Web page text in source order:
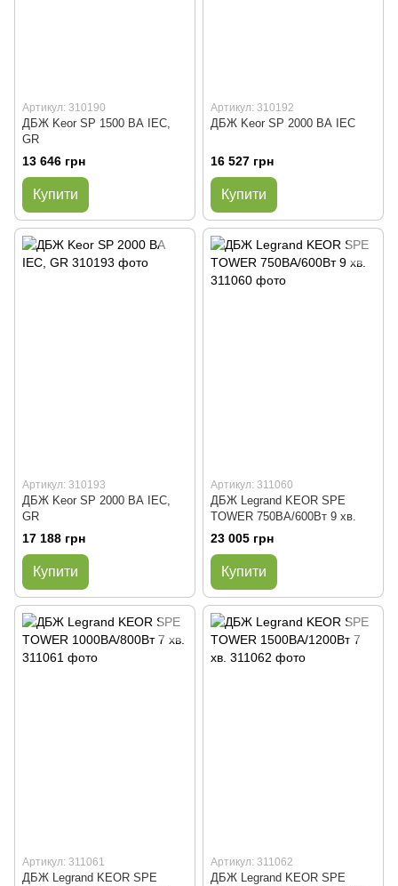
Артикул: 310190
ДБЖ Keor SP 1500 ВА IEC,
GR
13 646 грн
Купити
Артикул: 310192
ДБЖ Keor SP 2000 ВА IEC
16 527 грн
Купити
Артикул: 310193
ДБЖ Keor SP 2000 ВА IEC,
GR
17 188 грн
Купити
Артикул: 311060
ДБЖ Legrand KEOR SPE
TOWER 750BA/600Вт 9 хв.
23 005 грн
Купити
Артикул: 311061
ДБЖ Legrand KEOR SPE
Артикул: 311062
ДБЖ Legrand KEOR SPE